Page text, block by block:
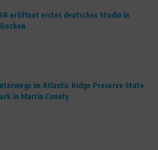
eröffnet erstes deutsches Studio in
im Atlantic Ridge Preserve State
in Martin County